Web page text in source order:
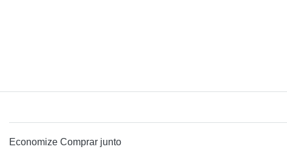
Economize Comprar junto